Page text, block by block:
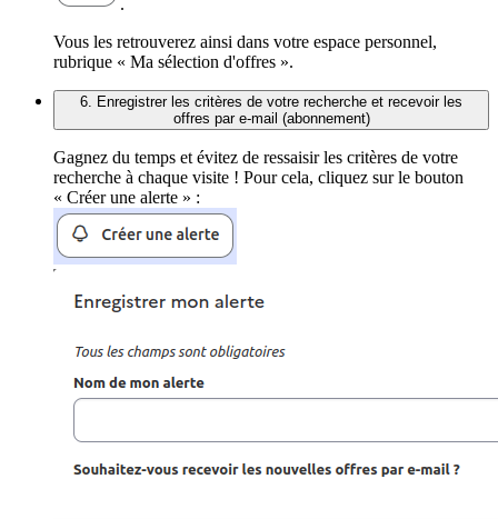
.
Vous les retrouverez ainsi dans votre espace personnel,
rubrique « Ma sélection d'offres ».
6. Enregistrer les critères de votre recherche et recevoir les
offres par e-mail (abonnement)
Gagnez du temps et évitez de ressaisir les critères de votre
recherche à chaque visite ! Pour cela, cliquez sur le bouton
« Créer une alerte » :